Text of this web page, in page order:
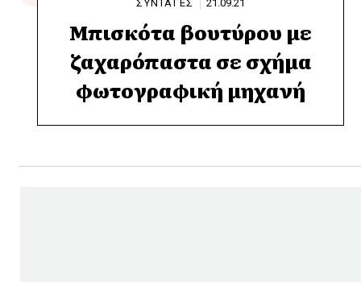
ΣΥΝΤΑΓΕΣ 21.09.21
Μπισκότα βουτύρου με
ζαχαρόπαστα σε σχήμα
φωτογραφική μηχανή